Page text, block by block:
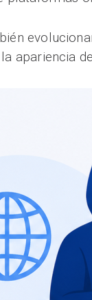
apariencia